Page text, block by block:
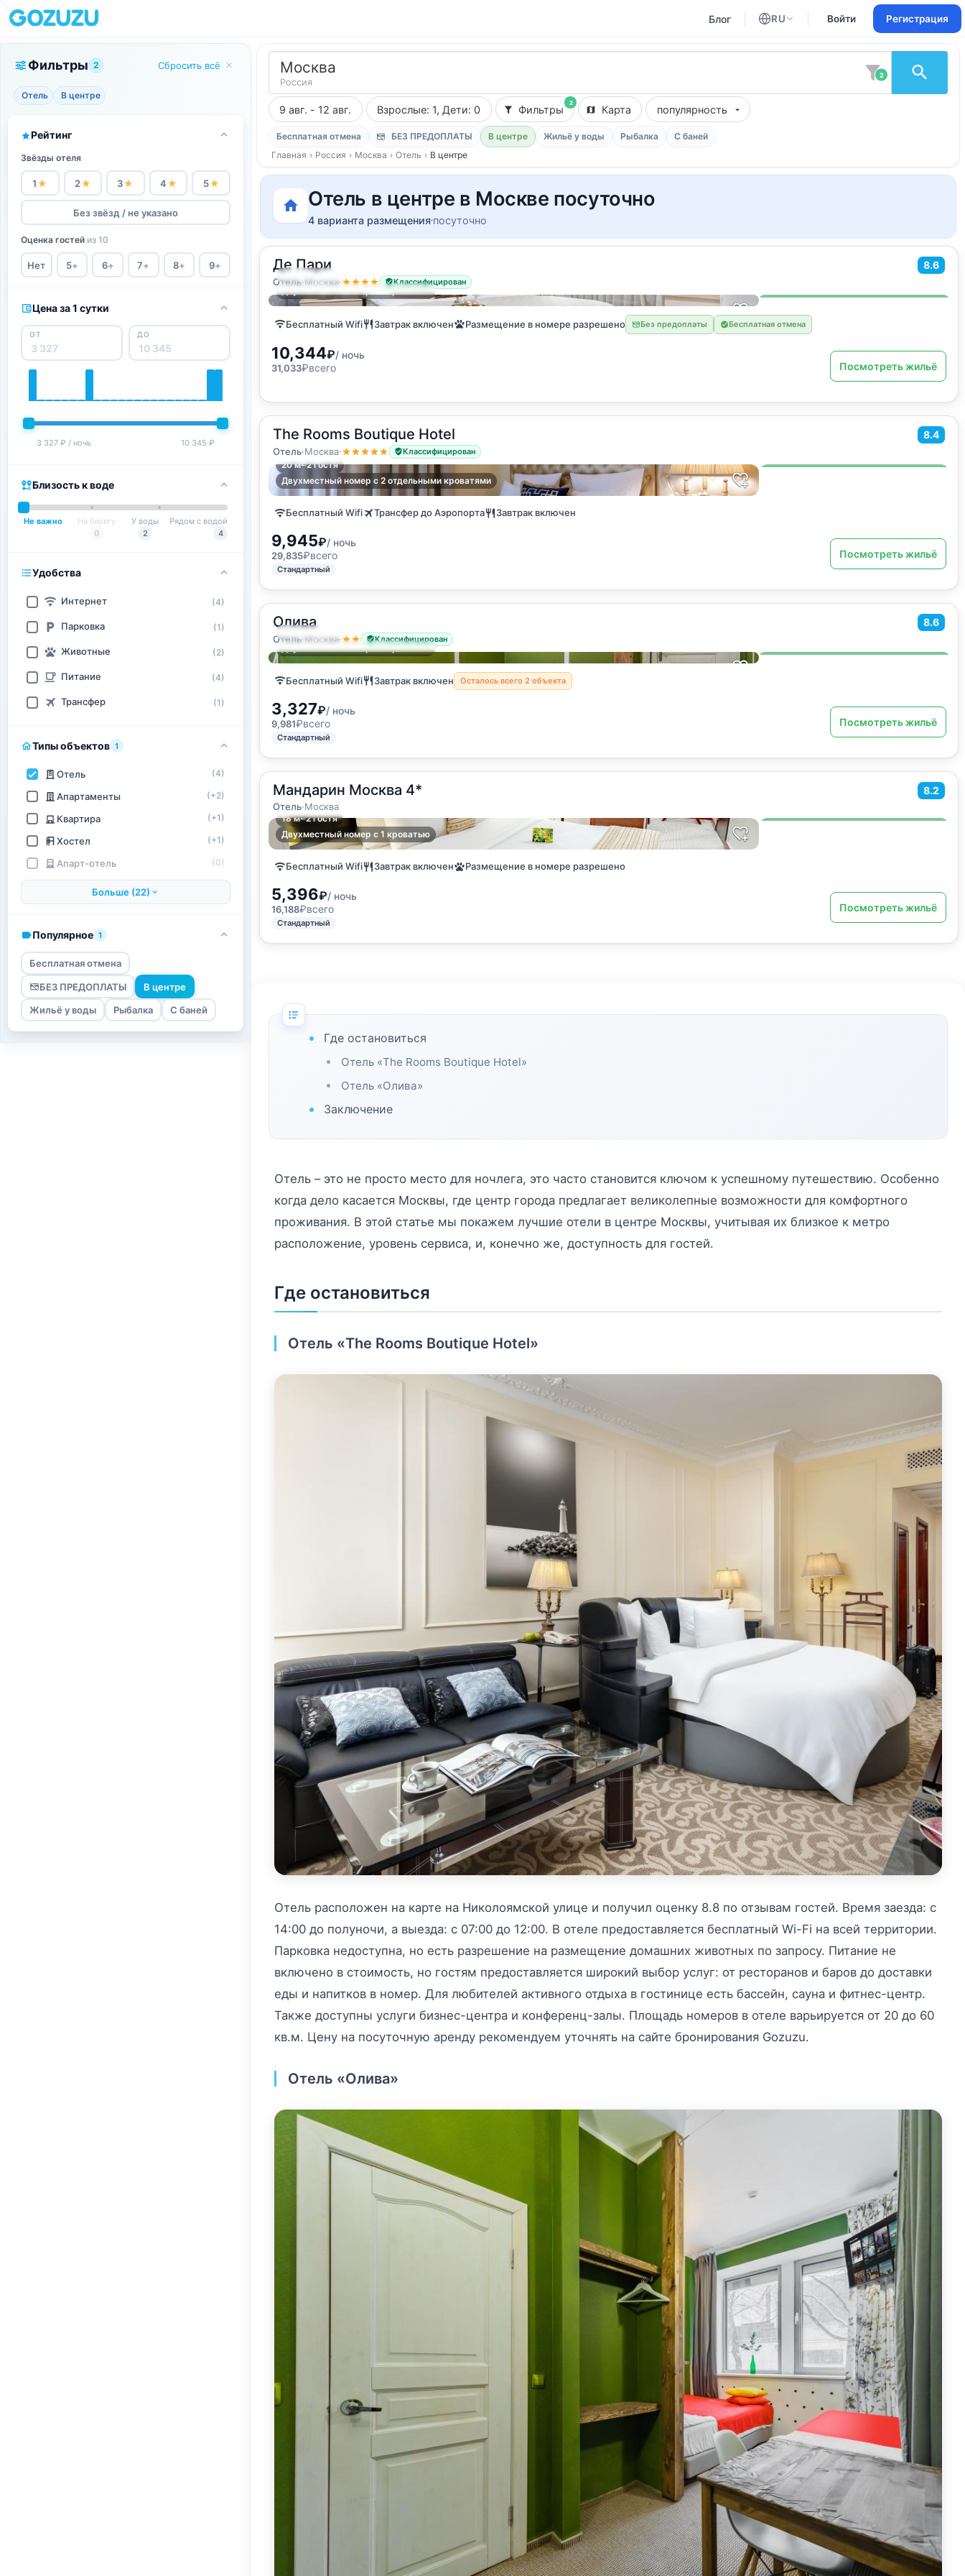
Блог RU
Английский
Войти Регистрация
Фильтры 2 Сбросить всё
Отель В центре
Рейтинг
Звёзды отеля
1★ 2★ 3★ 4★ 5★
Без звёзд / не указано
Оценка гостей из 10
Нет 5+ 6+ 7+ 8+ 9+
Цена за 1 сутки
ОТ ДО
3 327 ₽ / ночь 10 345 ₽
Близость к воде
Не важно
На берегу
0
У воды
2
Рядом с водой
4
Удобства
Интернет (4)
Парковка (1)
Животные (2)
Питание (4)
Трансфер (1)
Типы объектов 1
Отель (4)
Апартаменты (+2)
Квартира (+1)
Хостел (+1)
Апарт-отель (0)
Больше (22)
Популярное 1
Бесплатная отмена
БЕЗ ПРЕДОПЛАТЫ В центре
Жильё у воды Рыбалка С баней
Москва
Россия
2
9 авг. - 12 авг. Взрослые: 1, Дети: 0
2
Фильтры Карта популярность
Бесплатная отмена БЕЗ ПРЕДОПЛАТЫ В центре Жильё у воды Рыбалка
С баней
Главная › Россия › Москва › Отель › В центре
Отель в центре в Москве посуточно
4 варианта размещения посуточно
Де Пари 8.6
Отель·Москва· Классифицирован
16 2·2 гостя
Двухместный номер с 1 кроватью
Бесплатный Wifi Завтрак включен Размещение в номере разрешено Без предоплаты Бесплатная отмена
10,344₽/ ночь
31,033₽всего Посмотреть жильё
The Rooms Boutique Hotel 8.4
Отель·Москва· Классифицирован
20м2·2 гостя
Двухместный номер с 2 отдельными кроватями
Бесплатный Wifi Трансфер до Аэропорта Завтрак включен
9,945₽/ ночь
29,835₽всего
Стандартный
Посмотреть жильё
Олива 8.6
Отель·Москва· Классифицирован
10м2·2 гостя
Двухместный номер с 1 кроватью
Бесплатный Wifi Завтрак включен Осталось всего 2 объекта
3,327₽/ ночь
9,981₽всего
Стандартный
Посмотреть жильё
Мандарин Москва 4* 8.2
Отель·Москва
18м2·2 гостя
Двухместный номер с 1 кроватью
Бесплатный Wifi Завтрак включен Размещение в номере разрешено
5,396₽/ ночь
16,188₽всего
Стандартный
Посмотреть жильё
Где остановиться
Отель «The Rooms Boutique Hotel»
Отель «Олива»
Заключение
Отель – это не просто место для ночлега, это часто становится ключом к успешному путешествию. Особенно
когда дело касается Москвы, где центр города предлагает великолепные возможности для комфортного
проживания. В этой статье мы покажем лучшие отели в центре Москвы, учитывая их близкое к метро
расположение, уровень сервиса, и, конечно же, доступность для гостей.
Где остановиться
Отель «The Rooms Boutique Hotel»
Отель расположен на карте на Николоямской улице и получил оценку 8.8 по отзывам гостей. Время заезда: с
14:00 до полуночи, а выезда: с 07:00 до 12:00. В отеле предоставляется бесплатный Wi-Fi на всей территории.
Парковка недоступна, но есть разрешение на размещение домашних животных по запросу. Питание не
включено в стоимость, но гостям предоставляется широкий выбор услуг: от ресторанов и баров до доставки
еды и напитков в номер. Для любителей активного отдыха в гостинице есть бассейн, сауна и фитнес-центр.
Также доступны услуги бизнес-центра и конференц-залы. Площадь номеров в отеле варьируется от 20 до 60
кв.м. Цену на посуточную аренду рекомендуем уточнять на сайте бронирования Gozuzu.
Отель «Олива»